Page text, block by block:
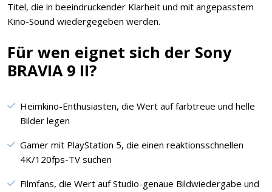
Titel, die in beeindruckender Klarheit und mit angepasstem
Kino-Sound wiedergegeben werden.
Für wen eignet sich der Sony
BRAVIA 9 II?
Heimkino-Enthusiasten, die Wert auf farbtreue und helle
Bilder legen
Gamer mit PlayStation 5, die einen reaktionsschnellen
4K/120fps-TV suchen
Filmfans, die Wert auf Studio-genaue Bildwiedergabe und